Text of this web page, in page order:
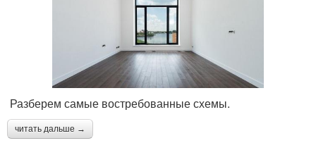
Разберем самые востребованные схемы.
читать дальше →